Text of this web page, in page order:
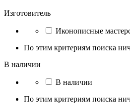
Изготовитель
Иконописные
По этим критериям поиска
В наличии
В наличии
По этим критериям поиска